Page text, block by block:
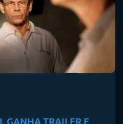
GANHA TRAILER E